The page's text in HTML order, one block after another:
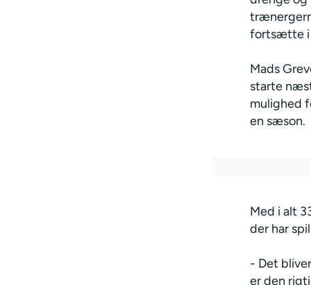
fortsætte i
Mads
starte
mulighed
en sæson.
Med i alt
der har
- Det
er den